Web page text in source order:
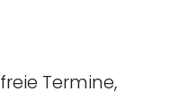
Termine,